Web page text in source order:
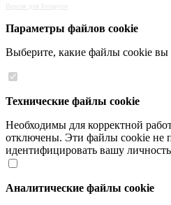
Версия для Беларуси
Параметры файлов cookie
Выберите, какие файлы cookie вы
Технические файлы cookie
Необходимы для корректной
отключены. Эти файлы cookie не
идентифицировать вашу личность
Аналитические файлы cookie